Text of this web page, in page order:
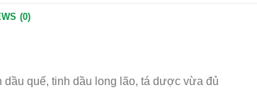
(0)
dầu quế, tinh dầu long lão, tá dược vừa đủ